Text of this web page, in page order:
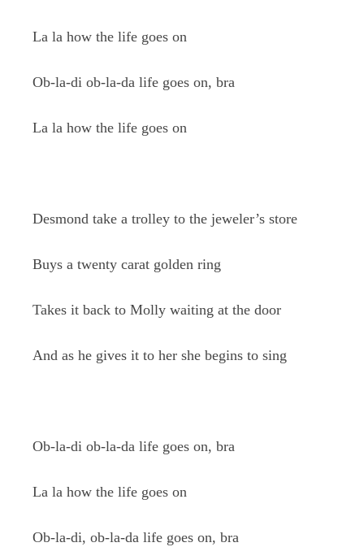
La la how the life goes on
Ob-la-di ob-la-da life goes on, bra
La la how the life goes on
Desmond take a trolley to the jeweler’s store
Buys a twenty carat golden ring
Takes it back to Molly waiting at the door
And as he gives it to her she begins to sing
Ob-la-di ob-la-da life goes on, bra
La la how the life goes on
Ob-la-di, ob-la-da life goes on, bra